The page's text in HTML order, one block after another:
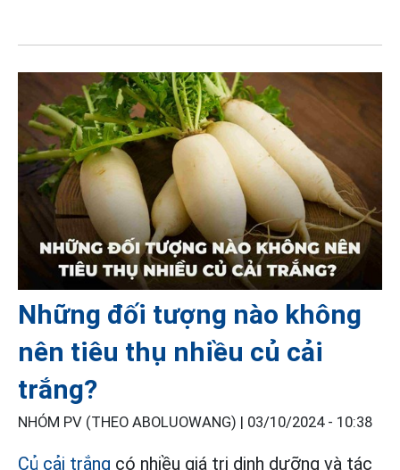
Những đối tượng nào không
nên tiêu thụ nhiều củ cải
trắng?
NHÓM PV (THEO ABOLUOWANG) | 03/10/2024 - 10:38
Củ cải trắng có nhiều giá trị dinh dưỡng và tác